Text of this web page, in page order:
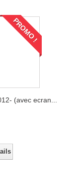
PROMO !
(avec ecran...